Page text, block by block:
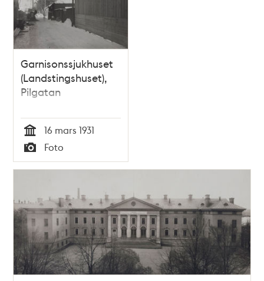
Garnisonssjukhuset
(Landstingshuset),
Pilgatan
Tid
16 mars 1931
Typ
Foto